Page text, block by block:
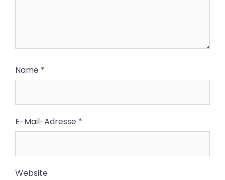
Name *
E-Mail-Adresse *
Website